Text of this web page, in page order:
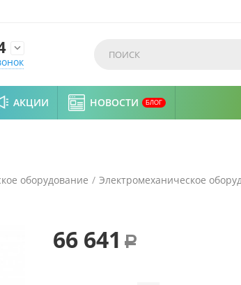

АКЦИИ НОВОСТИ БЛОГ
оборудование / Электромеханическое
66 641 Р